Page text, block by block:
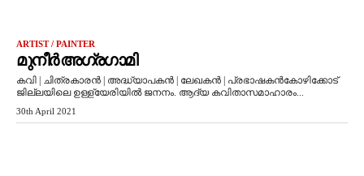
ARTIST / PAINTER
മുനീർ അഗ്രഗാമി
കവി | ചിത്രകാരൻ | അദ്ധ്യാപകൻ | ലേഖകൻ | പ്രഭാഷകൻകോഴിക്കോട്
ജില്ലയിലെ ഉള്ള്യേരിയിൽ ജനനം. ആദ്യ കവിതാസമാഹാരം...
30th April 2021